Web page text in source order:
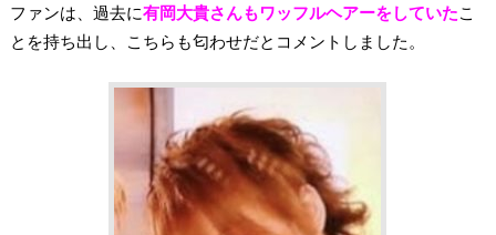
ファンは、過去に有岡大貴さんもワッフルヘアーをしていたこ
とを持ち出し、こちらも匂わせだとコメントしました。